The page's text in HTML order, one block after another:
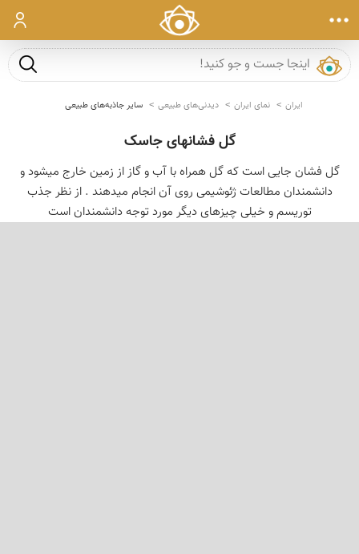
ورود
جست و
ایران نمای ایران دیدنی‌های طبیعی سایر جاذبه‌های طبیعی
گل فشانهای جاسک
گل فشان جایی است که گل همراه با آب و گاز از زمین خارج میشود و
دانشمندان مطالعات ژئوشیمی روی آن انجام میدهند . از نظر جذب
توریسم و خیلی چیزهای دیگر مورد توجه دانشمندان است